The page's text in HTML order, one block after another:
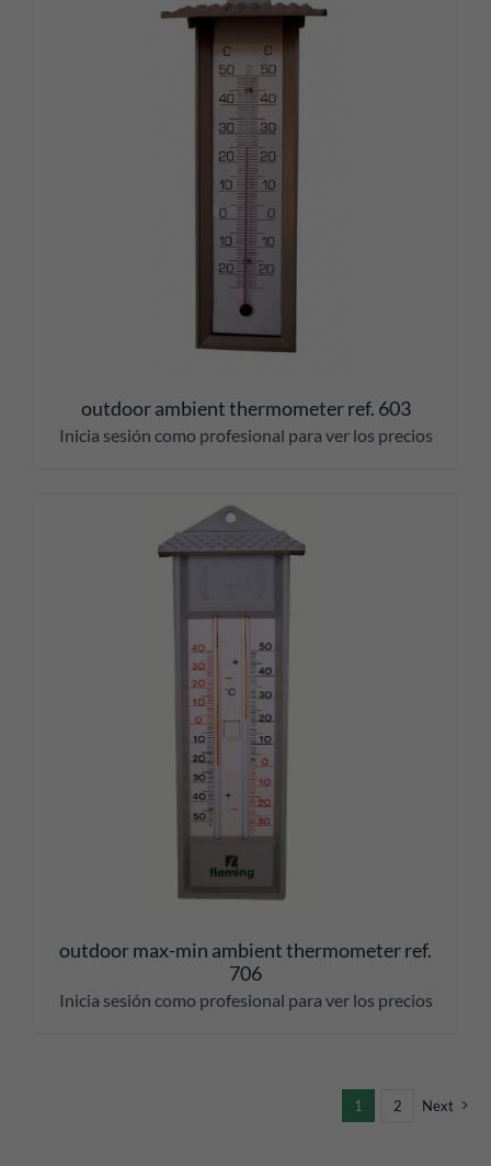
outdoor ambient thermometer ref. 603
Inicia sesión como profesional para ver los precios
outdoor max-min ambient thermometer ref.
706
Inicia sesión como profesional para ver los precios
1 2 Next